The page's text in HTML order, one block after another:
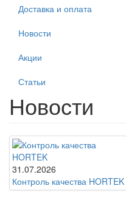
Доставка и оплата
Новости
Акции
Статьи
Новости
31.07.2026
Контроль качества HORTEK